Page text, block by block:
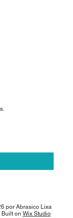
por Abrasico Lixa
Built on Wix Studio